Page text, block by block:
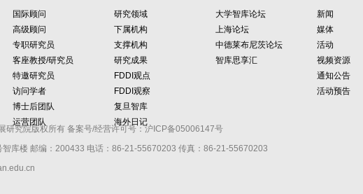
国际顾问
高级顾问
专职研究员
客座教授/研究员
特邀研究员
访问学者
博士后团队
运营团队
研究领域
下属机构
支撑机构
研究成果
FDDI观点
FDDI观察
复旦智库
海外日记
大学智库论坛
上海论坛
中德莱布尼茨论坛
智库思享汇
新闻
媒体
活动
视频资源
通知公告
活动预告
研究院版权所有 备案号/经营许可号：沪ICP备05006147号
智库楼 邮编：200433 电话：86-21-55670203 传真：86-21-55670203